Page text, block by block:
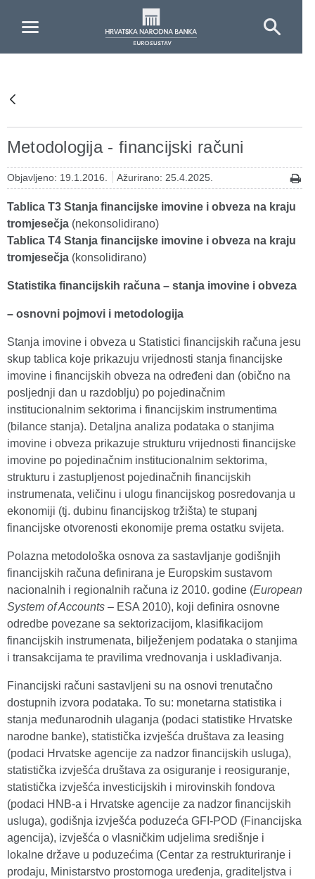
Metodologija - financijski računi
Objavljeno: 19.1.2016. Ažurirano: 25.4.2025.
Tablica T3 Stanja financijske imovine i obveza na kraju
tromjesečja (nekonsolidirano)
Tablica T4 Stanja financijske imovine i obveza na kraju
tromjesečja (konsolidirano)
Statistika financijskih računa – stanja imovine i obveza
– osnovni pojmovi i metodologija
Stanja imovine i obveza u Statistici financijskih računa jesu
skup tablica koje prikazuju vrijednosti stanja financijske
imovine i financijskih obveza na određeni dan (obično na
posljednji dan u razdoblju) po pojedinačnim
institucionalnim sektorima i financijskim instrumentima
(bilance stanja). Detaljna analiza podataka o stanjima
imovine i obveza prikazuje strukturu vrijednosti financijske
imovine po pojedinačnim institucionalnim sektorima,
strukturu i zastupljenost pojedinačnih financijskih
instrumenata, veličinu i ulogu financijskog posredovanja u
ekonomiji (tj. dubinu financijskog tržišta) te stupanj
financijske otvorenosti ekonomije prema ostatku svijeta.
Polazna metodološka osnova za sastavljanje godišnjih
financijskih računa definirana je Europskim sustavom
nacionalnih i regionalnih računa iz 2010. godine (European
System of Accounts – ESA 2010), koji definira osnovne
odredbe povezane sa sektorizacijom, klasifikacijom
financijskih instrumenata, bilježenjem podataka o stanjima
i transakcijama te pravilima vrednovanja i usklađivanja.
Financijski računi sastavljeni su na osnovi trenutačno
dostupnih izvora podataka. To su: monetarna statistika i
stanja međunarodnih ulaganja (podaci statistike Hrvatske
narodne banke), statistička izvješća društava za leasing
(podaci Hrvatske agencije za nadzor financijskih usluga),
statistička izvješća društava za osiguranje i reosiguranje,
statistička izvješća investicijskih i mirovinskih fondova
(podaci HNB-a i Hrvatske agencije za nadzor financijskih
usluga), godišnja izvješća poduzeća GFI-POD (Financijska
agencija), izvješća o vlasničkim udjelima središnje i
lokalne države u poduzećima (Centar za restrukturiranje i
prodaju, Ministarstvo prostornoga uređenja, graditeljstva i